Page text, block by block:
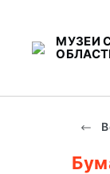
МУЗЕИ